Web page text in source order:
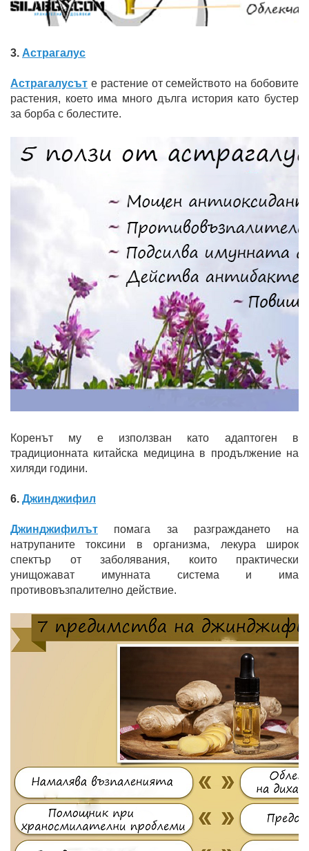
3. Астрагалус
Aстрагалусът е растение от семейството на бобовите
растения, което има много дълга история като бустер
за борба с болестите.
Коренът му е използван като адаптоген в
традиционната китайска медицина в продължение на
хиляди години.
6. Джинджифил
Джинджифилът помага за разграждането на
натрупаните токсини в организма, лекура широк
спектър от заболявания, които практически
унищожават имунната система и има
противовъзпалително действие.